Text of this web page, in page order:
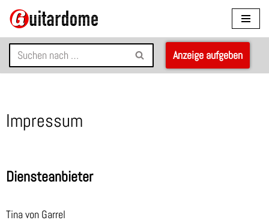
Inhalt
springen
Anzeige aufgeben
Impressum
Diensteanbieter
Tina von Garrel